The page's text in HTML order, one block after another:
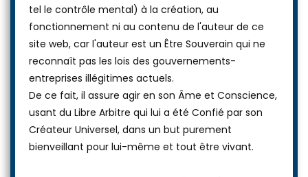
tel le contrôle mental) à la création, au
fonctionnement ni au contenu de l'auteur de ce
site web, car l'auteur est un Être Souverain qui ne
reconnaît pas les lois des gouvernements-
entreprises illégitimes actuels.
De ce fait, il assure agir en son Âme et Conscience,
usant du Libre Arbitre qui lui a été Confié par son
Créateur Universel, dans un but purement
bienveillant pour lui-même et tout être vivant.